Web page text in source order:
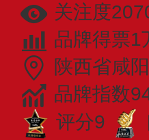
关注度
品牌得票1
陕西省咸
品牌指数
评分9